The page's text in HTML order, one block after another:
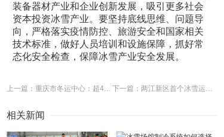
装备器材产业和企业创新发展，吸引更多社会
资本投资冰雪产业。要坚持底线思维、问题导
向，严格落实疫情防控、旅游安全和国家相关
技术标准，做好人员培训和设施保障，抓好常
态化安全检查，保障冰雪产业安全发展。
上一篇：重庆市冬运中心：超400万人次参与！冰雪运动激发全民健身新活力 下一篇：两江新区首个冰雪运动进校园项目启动
相关新闻